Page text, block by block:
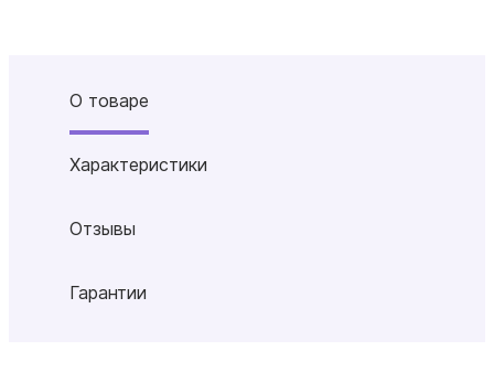
О товаре
Характеристики
Отзывы
Гарантии